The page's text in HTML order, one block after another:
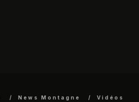
News Montagne
Vidéos